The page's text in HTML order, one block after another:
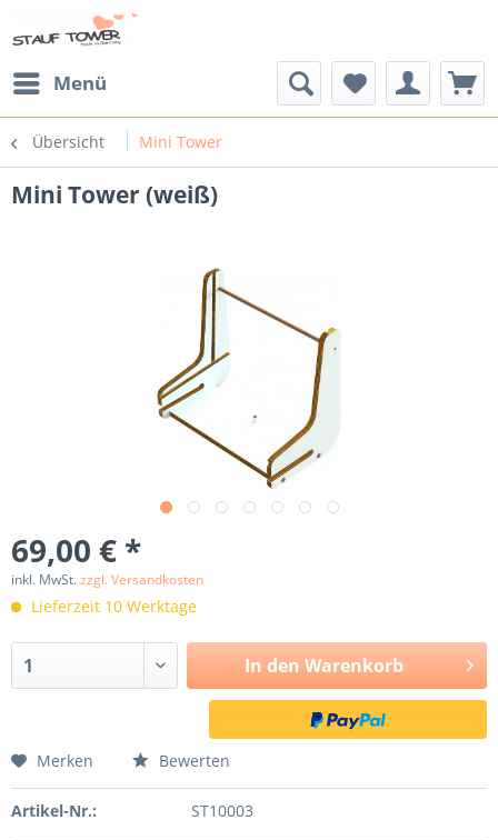
Menü
Übersicht Mini Tower
Mini Tower (weiß)
69,00 € *
inkl. MwSt.zzgl. Versandkosten
Lieferzeit 10 Werktage
In den Warenkorb
Merken Bewerten
Artikel-Nr.: ST10003